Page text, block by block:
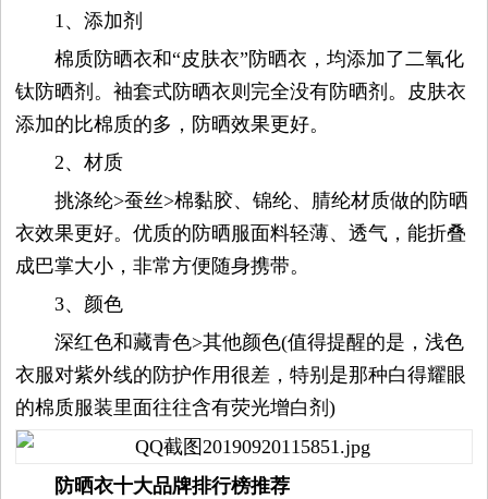
装
时
尚
1、添加剂
棉质防晒衣和“皮肤衣”防晒衣，均添加了二氧化
钛防晒剂。袖套式防晒衣则完全没有防晒剂。皮肤衣
添加的比棉质的多，防晒效果更好。
2、材质
挑涤纶>蚕丝>棉黏胶、锦纶、腈纶材质做的防晒
衣效果更好。优质的防晒服面料轻薄、透气，能折叠
成巴掌大小，非常方便随身携带。
3、颜色
深红色和藏青色>其他颜色(值得提醒的是，浅色
衣服对紫外线的防护作用很差，特别是那种白得耀眼
的棉质服装里面往往含有荧光增白剂)
防晒衣十大品牌排行榜推荐